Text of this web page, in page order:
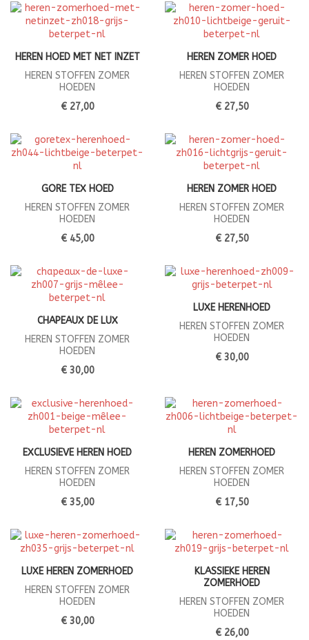
HEREN HOED MET NET INZET
HEREN STOFFEN ZOMER
HOEDEN
€ 27,00
HEREN ZOMER HOED
HEREN STOFFEN ZOMER
HOEDEN
€ 27,50
GORE TEX HOED
HEREN STOFFEN ZOMER
HOEDEN
€ 45,00
HEREN ZOMER HOED
HEREN STOFFEN ZOMER
HOEDEN
€ 27,50
CHAPEAUX DE LUX
HEREN STOFFEN ZOMER
HOEDEN
€ 30,00
LUXE HERENHOED
HEREN STOFFEN ZOMER
HOEDEN
€ 30,00
EXCLUSIEVE HEREN HOED
HEREN STOFFEN ZOMER
HOEDEN
€ 35,00
HEREN ZOMERHOED
HEREN STOFFEN ZOMER
HOEDEN
€ 17,50
LUXE HEREN ZOMERHOED
HEREN STOFFEN ZOMER
HOEDEN
€ 30,00
KLASSIEKE HEREN
ZOMERHOED
HEREN STOFFEN ZOMER
HOEDEN
€ 26,00